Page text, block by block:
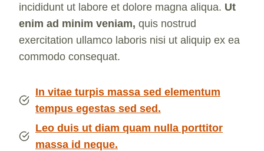
incididunt ut labore et dolore magna aliqua. Ut
enim ad minim veniam, quis nostrud
exercitation ullamco laboris nisi ut aliquip ex ea
commodo consequat.
In vitae turpis massa sed elementum
tempus egestas sed sed.
Leo duis ut diam quam nulla porttitor
massa id neque.